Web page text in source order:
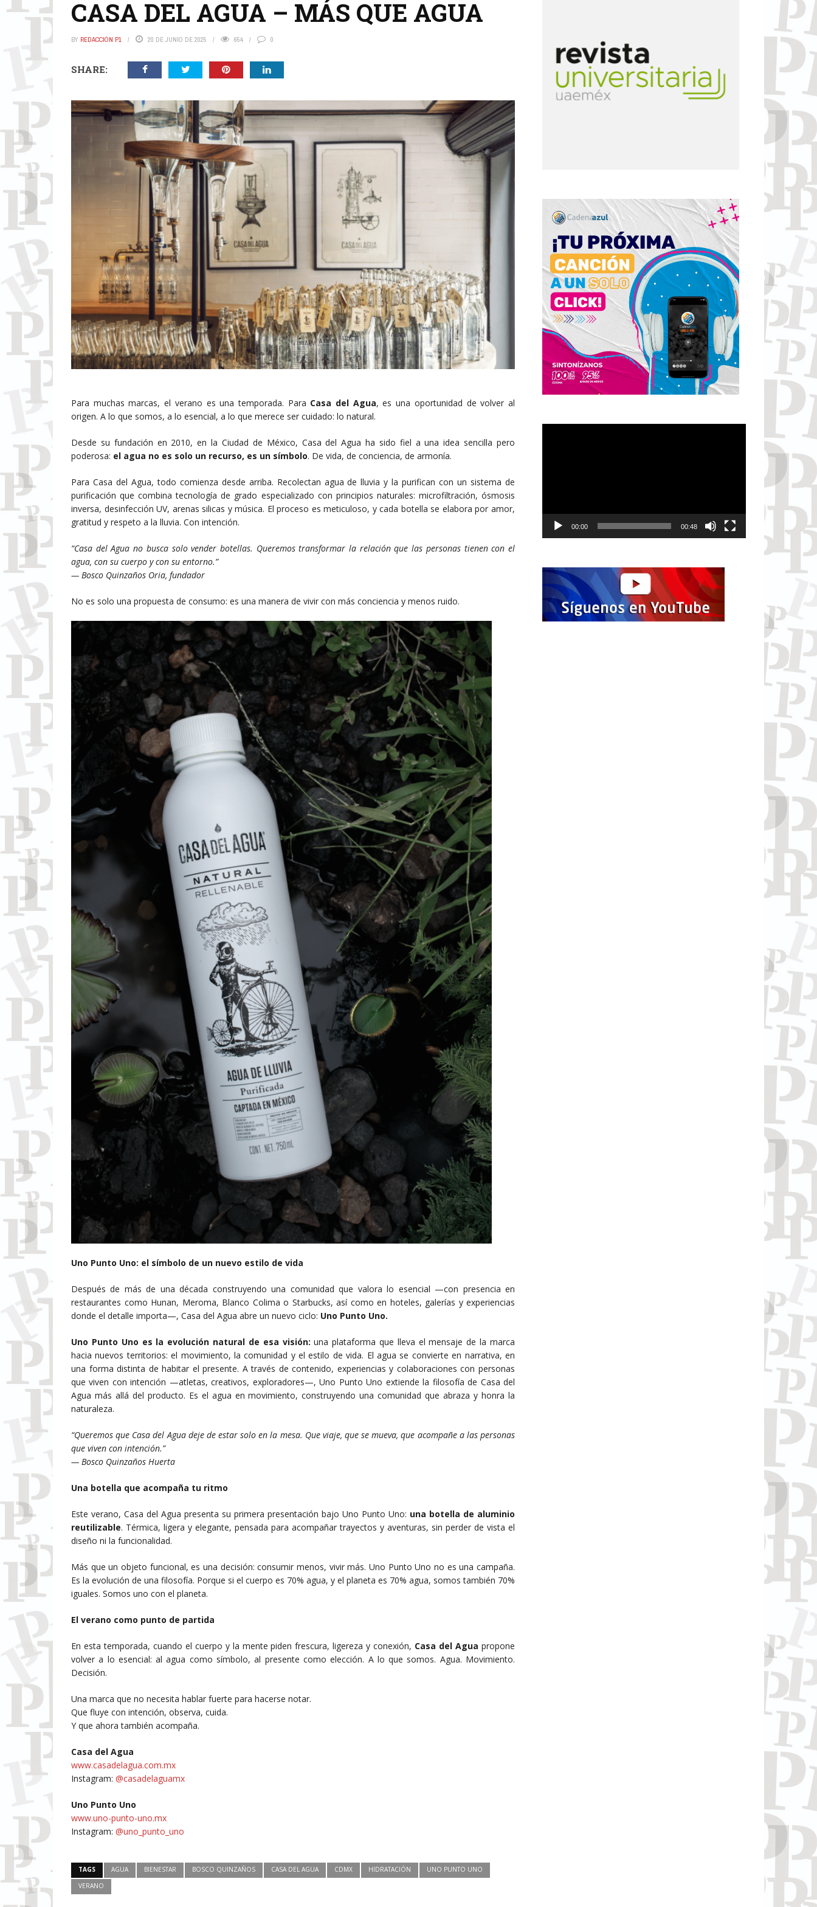
CASA DEL AGUA – MÁS QUE AGUA
BY REDACCIÓN P1 20 DE JUNIO DE 2025 654 0
SHARE:
Para muchas marcas, el verano es una temporada. Para Casa del Agua, es una oportunidad de volver al
origen. A lo que somos, a lo esencial, a lo que merece ser cuidado: lo natural.
Desde su fundación en 2010, en la Ciudad de México, Casa del Agua ha sido fiel a una idea sencilla pero
poderosa: el agua no es solo un recurso, es un símbolo. De vida, de conciencia, de armonía.
Para Casa del Agua, todo comienza desde arriba. Recolectan agua de lluvia y la purifican con un sistema de
purificación que combina tecnología de grado especializado con principios naturales: microfiltración, ósmosis
inversa, desinfección UV, arenas silicas y música. El proceso es meticuloso, y cada botella se elabora por amor,
gratitud y respeto a la lluvia. Con intención.
“Casa del Agua no busca solo vender botellas. Queremos transformar la relación que las personas tienen con el
agua, con su cuerpo y con su entorno.”
— Bosco Quinzaños Oria, fundador
No es solo una propuesta de consumo: es una manera de vivir con más conciencia y menos ruido.
Uno Punto Uno: el símbolo de un nuevo estilo de vida
Después de más de una década construyendo una comunidad que valora lo esencial —con presencia en
restaurantes como Hunan, Meroma, Blanco Colima o Starbucks, así como en hoteles, galerías y experiencias
donde el detalle importa—, Casa del Agua abre un nuevo ciclo: Uno Punto Uno.
Uno Punto Uno es la evolución natural de esa visión: una plataforma que lleva el mensaje de la marca
hacia nuevos territorios: el movimiento, la comunidad y el estilo de vida. El agua se convierte en narrativa, en
una forma distinta de habitar el presente. A través de contenido, experiencias y colaboraciones con personas
que viven con intención —atletas, creativos, exploradores—, Uno Punto Uno extiende la filosofía de Casa del
Agua más allá del producto. Es el agua en movimiento, construyendo una comunidad que abraza y honra la
naturaleza.
“Queremos que Casa del Agua deje de estar solo en la mesa. Que viaje, que se mueva, que acompañe a las personas
que viven con intención.”
— Bosco Quinzaños Huerta
Una botella que acompaña tu ritmo
Este verano, Casa del Agua presenta su primera presentación bajo Uno Punto Uno: una botella de aluminio
reutilizable. Térmica, ligera y elegante, pensada para acompañar trayectos y aventuras, sin perder de vista el
diseño ni la funcionalidad.
Más que un objeto funcional, es una decisión: consumir menos, vivir más. Uno Punto Uno no es una campaña.
Es la evolución de una filosofía. Porque si el cuerpo es 70% agua, y el planeta es 70% agua, somos también 70%
iguales. Somos uno con el planeta.
El verano como punto de partida
En esta temporada, cuando el cuerpo y la mente piden frescura, ligereza y conexión, Casa del Agua propone
volver a lo esencial: al agua como símbolo, al presente como elección. A lo que somos. Agua. Movimiento.
Decisión.
Una marca que no necesita hablar fuerte para hacerse notar.
Que fluye con intención, observa, cuida.
Y que ahora también acompaña.
Casa del Agua
www.casadelagua.com.mx
Instagram: @casadelaguamx
Uno Punto Uno
www.uno-punto-uno.mx
Instagram: @uno_punto_uno
TAGS AGUA BIENESTAR BOSCO QUINZAÑOS CASA DEL AGUA CDMX HIDRATACIÓN
UNO PUNTO UNO
VERANO
00:00 00:48